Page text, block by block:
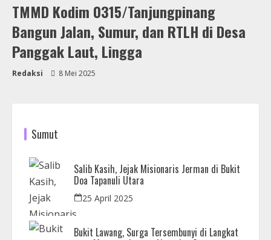
TMMD Kodim 0315/Tanjungpinang
Bangun Jalan, Sumur, dan RTLH di Desa
Panggak Laut, Lingga
Redaksi 8 Mei 2025
Sumut
Salib Kasih, Jejak Misionaris Jerman di Bukit
Doa Tapanuli Utara
25 April 2025
Bukit Lawang, Surga Tersembunyi di Langkat